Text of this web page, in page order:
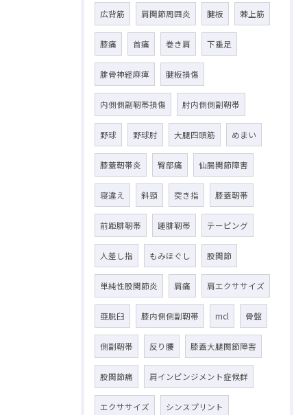
広背筋 肩関節周囲炎 腱板 棘上筋
膝痛 首痛 巻き肩 下垂足
腓骨神経麻痺 腱板損傷
内側側副靭帯損傷 肘内側側副靭帯
野球 野球肘 大腿四頭筋 めまい
膝蓋靭帯炎 臀部痛 仙腸関節障害
寝違え 斜頸 突き指 膝蓋靭帯
前距腓靭帯 踵腓靭帯 テーピング
人差し指 もみほぐし 股関節
単純性股関節炎 肩痛 肩エクササイズ
亜脱臼 膝内側側副靭帯 mcl 骨盤
側副靭帯 反り腰 膝蓋大腿関節障害
股関節痛 肩インピンジメント症候群
エクササイズ シンスプリント